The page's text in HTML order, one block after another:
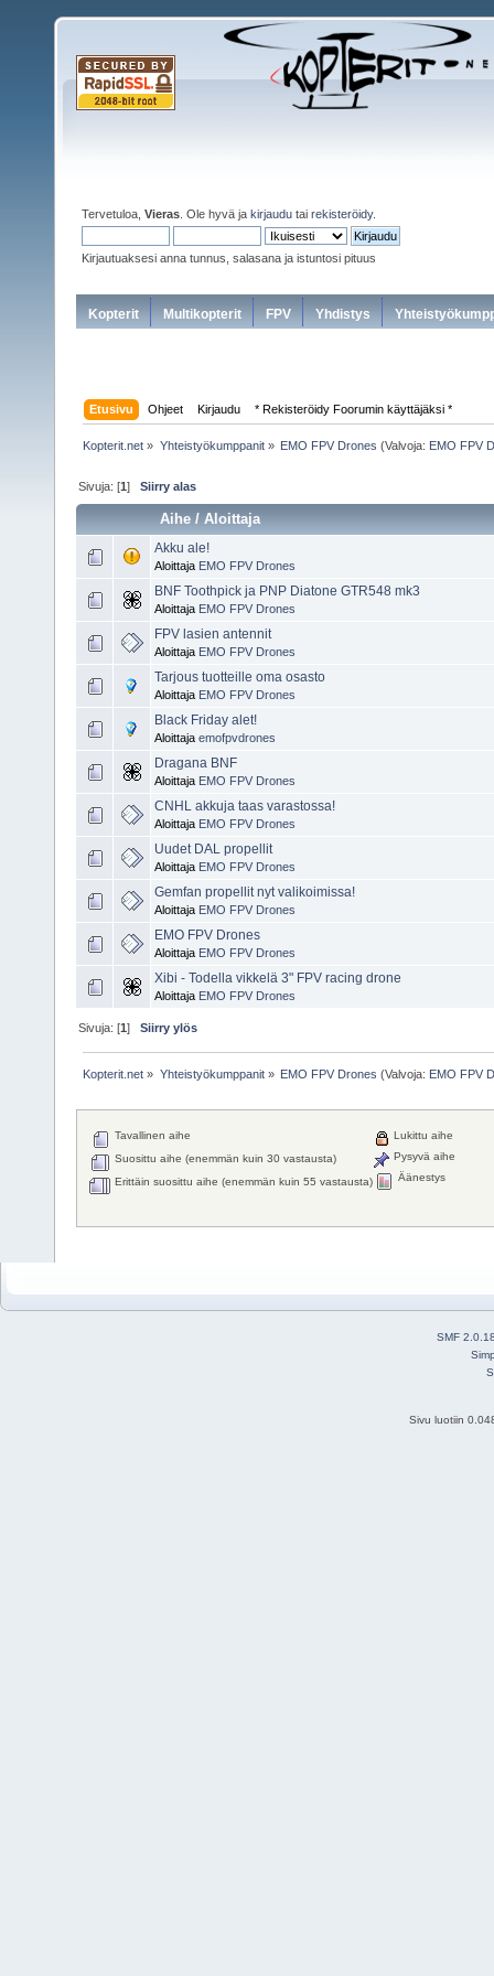
Tervetuloa, Vieras . Ole hyvä ja kirjaudu tai rekisteröidy.
Kirjautuaksesi anna tunnus, salasana ja istuntosi pituus
Kopterit Multikopterit FPV Yhdistys
Etusivu Ohjeet Kirjaudu * Rekisteröidy Foorumin käyttäjäksi *
Kopterit.net » Yhteistyökumppanit» EMO FPV Drones (Valvoja: EMO FPV
Sivuja: [1]Siirry alas
Aihe /Aloittaja
Akku ale!
Aloittaja EMO FPV Drones
BNF Toothpick ja PNP Diatone GTR548 mk3
Aloittaja EMO FPV Drones
FPV lasien antennit
Aloittaja EMO FPV Drones
Tarjous tuotteille oma osasto
Aloittaja EMO FPV Drones
Black Friday alet!
Aloittaja emofpvdrones
Dragana BNF
Aloittaja EMO FPV Drones
CNHL akkuja taas varastossa!
Aloittaja EMO FPV Drones
Uudet DAL propellit
Aloittaja EMO FPV Drones
Gemfan propellit nyt valikoimissa!
Aloittaja EMO FPV Drones
EMO FPV Drones
Aloittaja EMO FPV Drones
Xibi - Todella vikkelä 3" FPV racing drone
Aloittaja EMO FPV Drones
Sivuja: [1]Siirry ylös
Kopterit.net » Yhteistyökumppanit» EMO FPV Drones (Valvoja: EMO FPV
Tavallinen aihe
Suosittu aihe (enemmän kuin 30 vastausta)
Erittäin suosittu aihe (enemmän kuin 55 vastausta)
Lukittu aihe
Pysyvä aihe
Äänestys
SMF
Sivu luotiin